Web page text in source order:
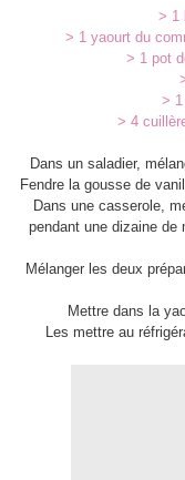
> 1
> 1 yaourt du
> 1 pot
>
> 4
Dans un saladier,
Fendre la gousse de
Dans une casserole,
pendant une dizaine
Mélanger les deux
Mettre dans la
Les mettre au